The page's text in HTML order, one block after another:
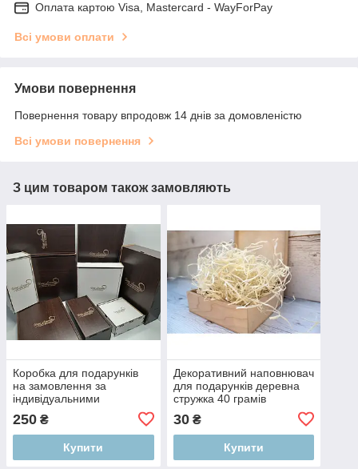
Оплата картою Visa, Mastercard - WayForPay
Всі умови оплати
Умови повернення
Повернення товару впродовж 14 днів за домовленістю
Всі умови повернення
З цим товаром також замовляють
Коробка для подарунків
на замовлення за
індивідуальними
250 ₴
Купити
Декоративний наповнювач
для подарунків деревна
стружка 40 грамів
30₴
Купити